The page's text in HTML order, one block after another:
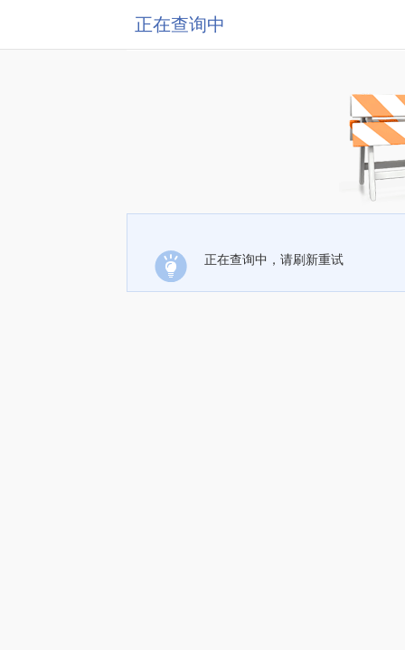
正在查询中
正在查询中，请刷新重试